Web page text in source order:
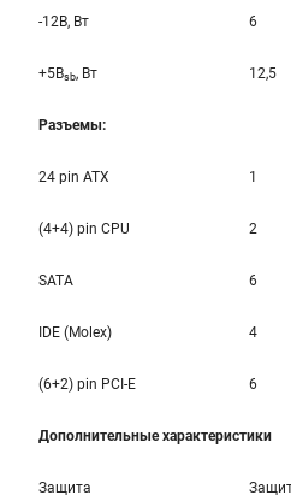
-12B, Вт 6
+5Bsb, Вт 12,5
Разъемы:
24 pin ATX 1
(4+4) pin CPU 2
SATA 6
IDE (Molex) 4
(6+2) pin PCI-E 6
Дополнительные характеристики
Защита